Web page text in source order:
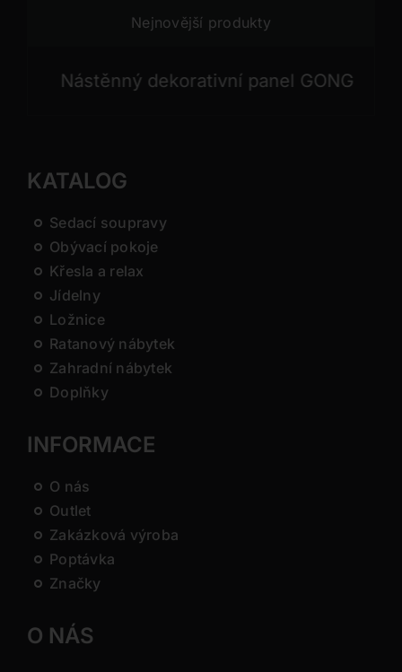
Nejnovější produkty
dekorativní panel GONG Nástěnný
KATALOG
Sedací soupravy
Obývací pokoje
Křesla a relax
Jídelny
Ložnice
Ratanový nábytek
Zahradní nábytek
Doplňky
INFORMACE
O nás
Outlet
Zakázková výroba
Poptávka
Značky
O NÁS